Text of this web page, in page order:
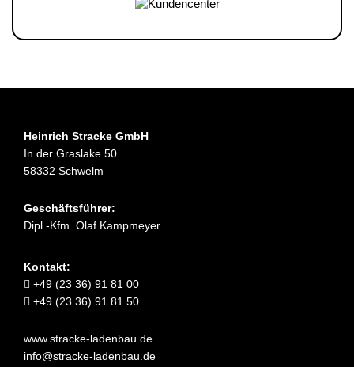
Heinrich Stracke GmbH
In der Graslake 50
58332 Schwelm
Geschäftsführer:
Dipl.-Kfm. Olaf Kampmeyer
Kontakt:
+49 (23 36) 91 81 00
+49 (23 36) 91 81 50
www.stracke-ladenbau.de
info@stracke-ladenbau.de